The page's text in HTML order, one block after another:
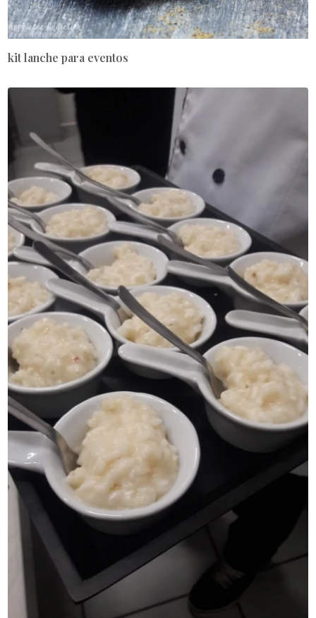
kit lanche para eventos